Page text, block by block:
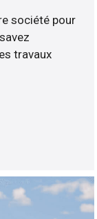
société pour
travaux